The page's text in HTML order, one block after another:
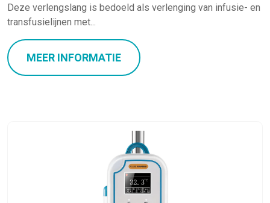
Deze verlengslang is bedoeld als verlenging van infusie- en
transfusielijnen met...
MEER INFORMATIE